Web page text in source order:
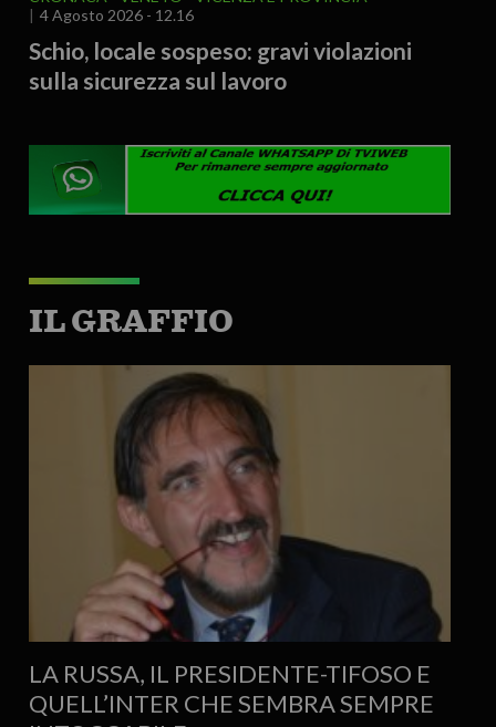
4 Agosto 2026 - 12.16
Schio, locale sospeso: gravi violazioni
sulla sicurezza sul lavoro
IL GRAFFIO
LA RUSSA, IL PRESIDENTE-TIFOSO E
QUELL’INTER CHE SEMBRA SEMPRE